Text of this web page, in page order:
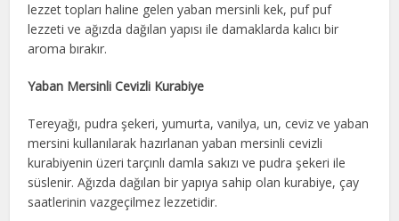
lezzet topları haline gelen yaban mersinli kek, puf puf
lezzeti ve ağızda dağılan yapısı ile damaklarda kalıcı bir
aroma bırakır.
Yaban Mersinli Cevizli Kurabiye
Tereyağı, pudra şekeri, yumurta, vanilya, un, ceviz ve yaban
mersini kullanılarak hazırlanan yaban mersinli cevizli
kurabiyenin üzeri tarçınlı damla sakızı ve pudra şekeri ile
süslenir. Ağızda dağılan bir yapıya sahip olan kurabiye, çay
saatlerinin vazgeçilmez lezzetidir.